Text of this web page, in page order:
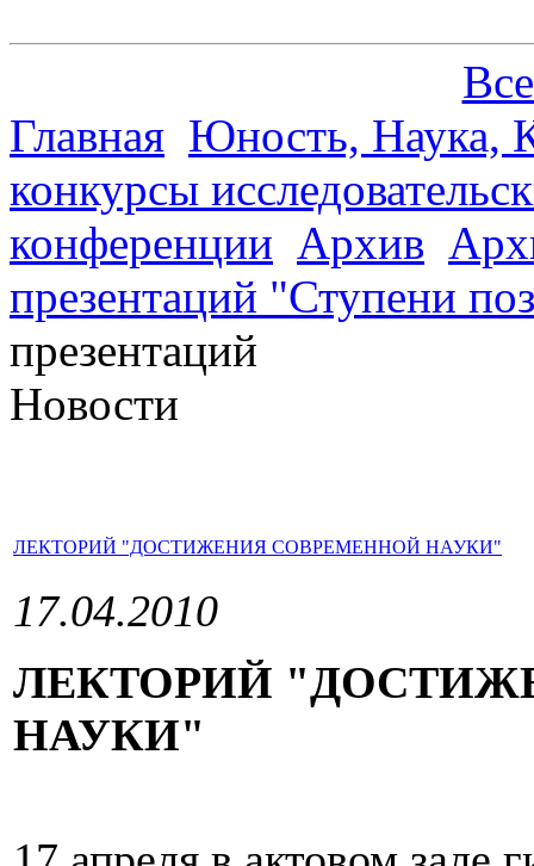
Главная Юность, Наука,
конкурсы
конференции Архив
презентаций "Ступени
презентаций
Новости
ЛЕКТОРИЙ "ДОСТИЖЕНИЯ СОВРЕМЕННОЙ НАУКИ"
17.04.2010
ЛЕКТОРИЙ
НАУКИ"